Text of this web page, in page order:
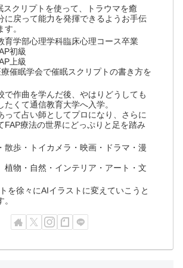
スクリプトを使って、トラウマを癒
に戻って能力を発揮できるようお手伝
。
育学部心理学科臨床心理コース卒業
初級
上級
催眠学会で催眠スクリプトの書き方を
で作曲を学んだ後、やはりどうしても
たくて通信教育大学へ入学。
って占い師としてプロになり、さらに
FAP療法の世界にどっぷりと足を踏み
散歩・トイカメラ・映画・ドラマ・漫
植物・自然・インテリア・アート・文
を徐々にAIイラストに変えていこうと